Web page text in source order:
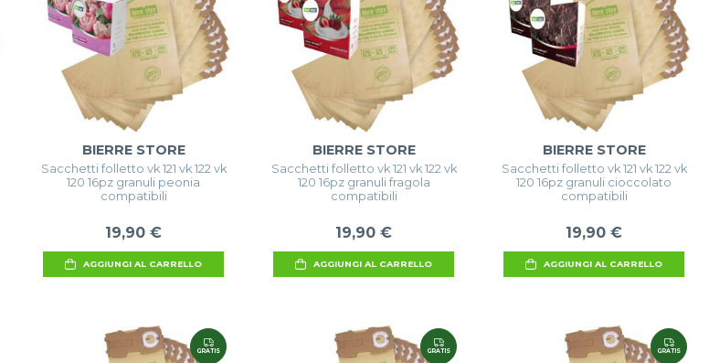
BIERRE STORE
Sacchetti folletto vk 121 vk 122 vk
120 16pz granuli peonia
compatibili
19,90 €
AGGIUNGI AL CARRELLO
BIERRE STORE
Sacchetti folletto vk 121 vk 122 vk
120 16pz granuli fragola
compatibili
19,90 €
AGGIUNGI AL CARRELLO
BIERRE STORE
Sacchetti folletto vk 121 vk 122 vk
120 16pz granuli cioccolato
compatibili
19,90 €
AGGIUNGI AL CARRELLO
GRATIS GRATIS GRATIS